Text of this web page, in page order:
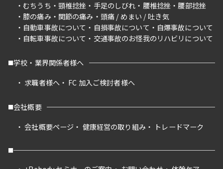
むちうち
頸椎捻挫 手足のしびれ 腰椎捻挫
腰部捻挫
膝の痛み
関節の痛み
頭痛 / めまい / 吐き気
自動車事故について
自損事故について
自爆事故について
自転車事故について
交通事故のお怪我のリハビリについて
学校・業界関係者様へ
求職者様へ
FC 加入ご検討者様へ
会社概要
会社概要ページ
健康経営の取り組み トレードマーク